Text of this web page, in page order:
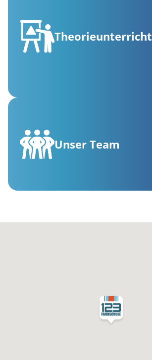
Theorieunterricht
Unser Team